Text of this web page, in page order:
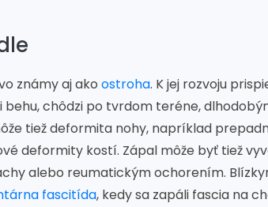
známy aj ako ostroha. K jej rozvoju
chôdzi po tvrdom teréne,
tiež deformita nohy, napríklad
deformity kostí. Zápal môže byť tiež
alebo reumatickým ochorením.
fascitída, kedy sa zapáli fascia na